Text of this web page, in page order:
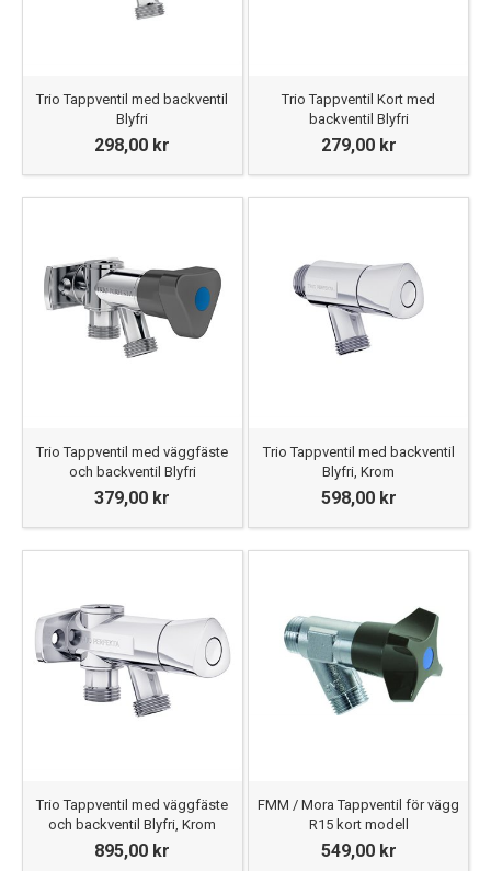
Trio Tappventil med backventil
Blyfri
298,00 kr
Trio Tappventil Kort med
backventil Blyfri
279,00 kr
Trio Tappventil med väggfäste
och backventil Blyfri
379,00 kr
Trio Tappventil med backventil
Blyfri, Krom
598,00 kr
Trio Tappventil med väggfäste
och backventil Blyfri, Krom
895,00 kr
FMM / Mora Tappventil för vägg
R15 kort modell
549,00 kr